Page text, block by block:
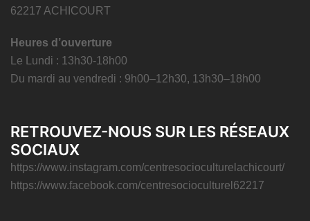
62217 ACHICOURT
Heures d’ouverture
Le Lundi : 13h30-18h00
Du mardi au vendredi : 9h00–12h30, 13h30–18h00
RETROUVEZ-NOUS SUR LES RÉSEAUX
SOCIAUX
https://www.instagram.com/centresocioculturelachicourt/
https://www.facebook.com/centresocioculturel62217